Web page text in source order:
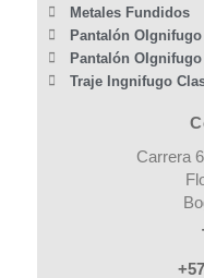
Metales Fundidos
Pantalón OIgnifugo
Pantalón OIgnifugo
Traje Ingnifugo
Carrera